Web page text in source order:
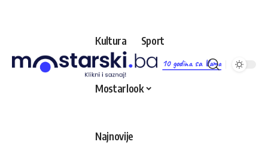
10 godina sa Vama
Kultura Sport
Mostarlook
Najnovije